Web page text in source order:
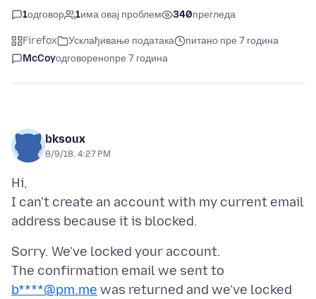
1одговор 1има овај проблем 340прегледа
Firefox Усклађивање података
питано пре 7 година
McCoyодговоренопре 7 година
bksoux
8/9/18, 4:27 PM
Hi,
I can't create an account with my current email
Sorry. We’ve locked your account.
The confirmation email we sent to
b****@pm.me was returned and we’ve locked